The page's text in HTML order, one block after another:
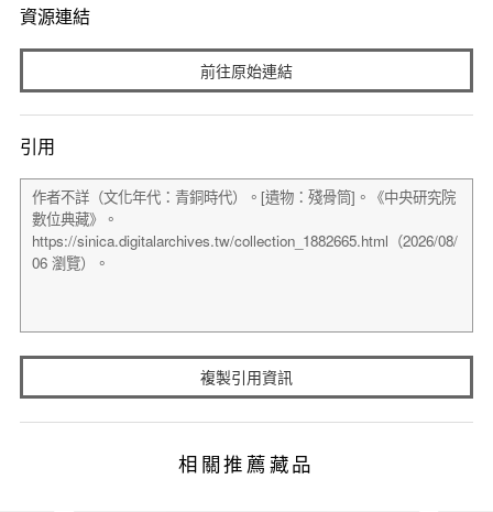
資源連結
前往原始連結
引用
複製引用資訊
相關推薦藏品